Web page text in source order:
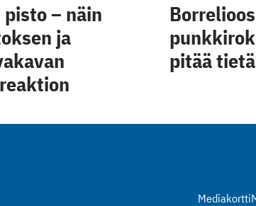
– näin
ja
pitää
Mediakortti